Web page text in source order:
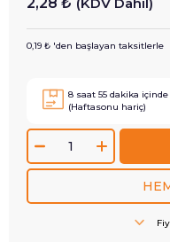
0,19 ₺ 'den başlayan taksitlerle
8 saat 55 dakika
(Haftasonu hariç)